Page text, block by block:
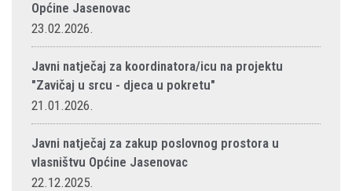
Općine Jasenovac
23.02.2026.
Javni natječaj za koordinatora/icu na projektu
"Zavičaj u srcu - djeca u pokretu"
21.01.2026.
Javni natječaj za zakup poslovnog prostora u
vlasništvu Općine Jasenovac
22.12.2025.